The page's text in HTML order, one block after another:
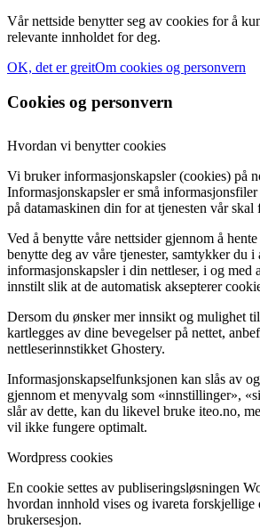
Vår nettside benytter seg av cookies for å
relevante innholdet for deg.
OK, det er greitOm cookies og personvern
Cookies og personvern
Hvordan vi benytter cookies
Vi bruker informasjonskapsler (cookies) på
Informasjonskapsler er små
på datamaskinen din for at tjenesten vår skal
Ved å benytte våre nettsider gjennom å
benytte deg av våre tjenester, samtykker du i
informasjonskapsler i din nettleser, i og med
innstilt slik at de automatisk aksepterer
Dersom du ønsker mer innsikt og mulighet
kartlegges av dine bevegelser på nettet,
nettleserinnstikket Ghostery.
Informasjonskapselfunksjonen kan slås av
gjennom et menyvalg som «innstillinger»,
slår av dette, kan du likevel bruke iteo.no,
vil ikke fungere optimalt.
Wordpress cookies
En cookie settes av publiseringsløsningen
hvordan innhold vises og ivareta forskjellige
brukersesjon.